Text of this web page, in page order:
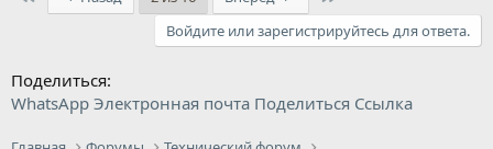
Войдите или зарегистрируйтесь для ответа.
Поделиться:
WhatsApp Электронная почта Поделиться Ссылка